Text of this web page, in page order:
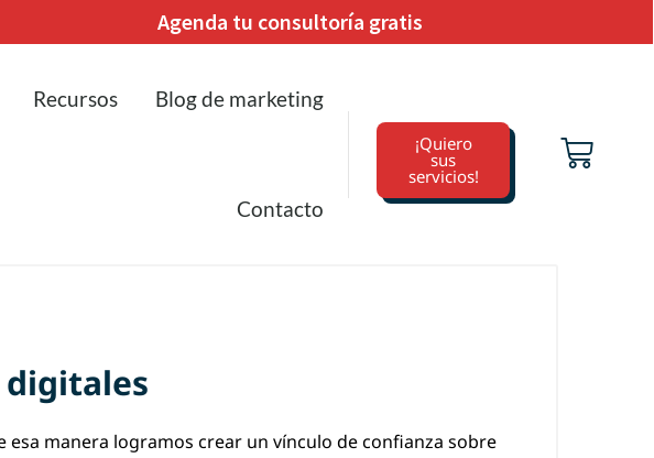
Agenda tu consultoría gratis
Recursos Blog de marketing
Contacto
¡Quiero
sus
servicios!
manera logramos crear un vínculo de confianza sobre